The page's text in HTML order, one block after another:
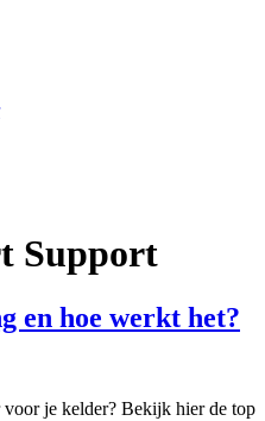
Support
en hoe werkt het?
je kelder? Bekijk hier de top